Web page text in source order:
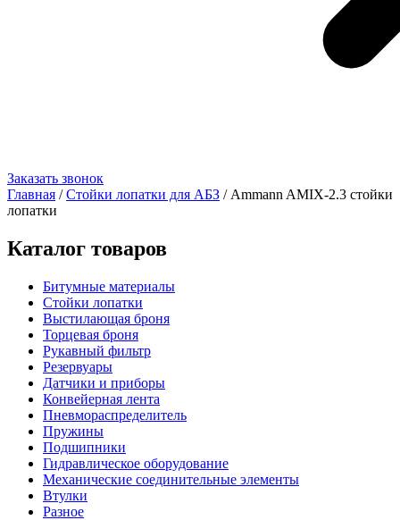
Заказать звонок
Главная /Стойки лопатки для АБЗ / Ammann AMIX-2.3 стойки
лопатки
Каталог товаров
Битумные материалы
Стойки лопатки
Выстилающая броня
Торцевая броня
Рукавный фильтр
Резервуары
Датчики и приборы
Конвейерная лента
Пневмораспределитель
Пружины
Подшипники
Гидравлическое оборудование
Механические соединительные элементы
Втулки
Разное